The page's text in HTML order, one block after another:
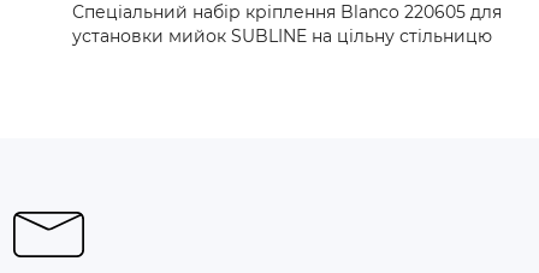
Спеціальний набір кріплення Blanco 220605 для
установки мийок SUBLINE на цільну стільницю